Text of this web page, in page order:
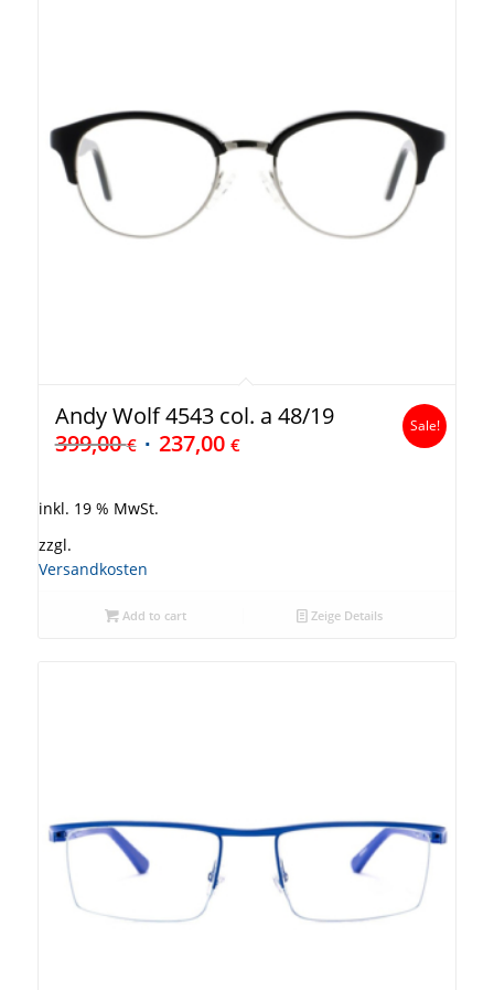
Andy Wolf 4543 col. a 48/19
399,00€ 237,00 €
Sale!
inkl. 19 % MwSt.
zzgl.
Versandkosten
Add to cart Zeige Details